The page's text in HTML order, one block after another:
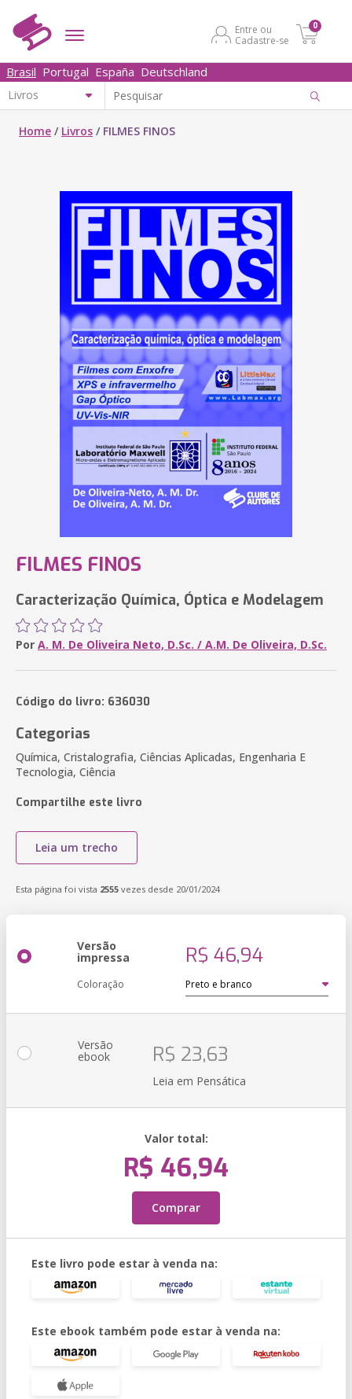
Entre ou
Cadastre-se
0
Brasil Portugal España Deutschland
Home / Livros / FILMES FINOS
FILMES FINOS
Caracterização Química, Óptica e Modelagem
Por A. M. De Oliveira Neto, D.Sc. / A.M. De Oliveira, D.Sc.
Código do livro: 636030
Categorias
Química, Cristalografia, Ciências Aplicadas, Engenharia E
Tecnologia, Ciência
Compartilhe este livro
Leia um trecho
Esta página foi vista 2555 vezes desde 20/01/2024
Versão
impressa R$ 46,94
Coloração
Versão
ebook R$ 23,63
Leia em Pensática
Valor total:
R$ 46,94
Comprar
Este livro pode estar à venda na:
Este ebook também pode estar à venda na: